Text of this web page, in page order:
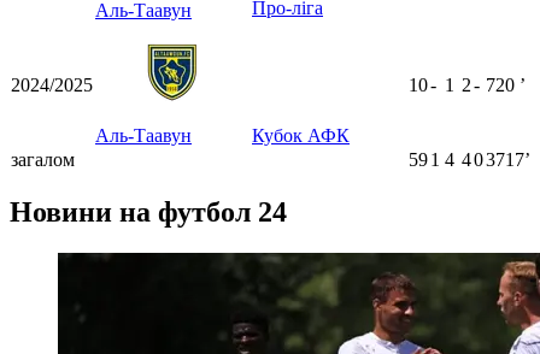
Аль-Таавун Про-ліга
2024/2025
Аль-Таавун Кубок АФК
10- 1 2- 720 ʼ
загалом 591 4 403717ʼ
Новини на футбол 24